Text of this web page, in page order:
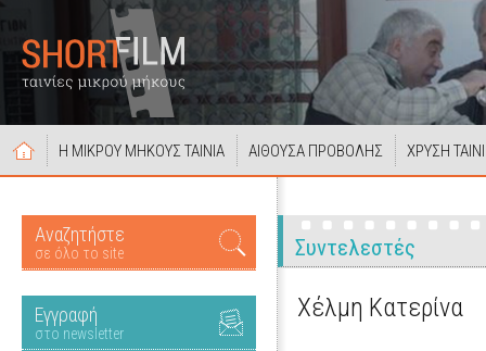
Η ΜΙΚΡΟΥ ΜΗΚΟΥΣ ΤΑΙΝΙΑ ΑΙΘΟΥΣΑ ΠΡΟΒΟΛΗΣ ΧΡΥΣΗ
Αναζητήστε
σε όλο το site
Εγγραφή
στο newsletter
Συντελεστές
Χέλμη Κατερίνα